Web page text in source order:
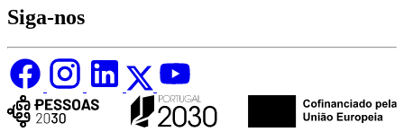
Siga-nos